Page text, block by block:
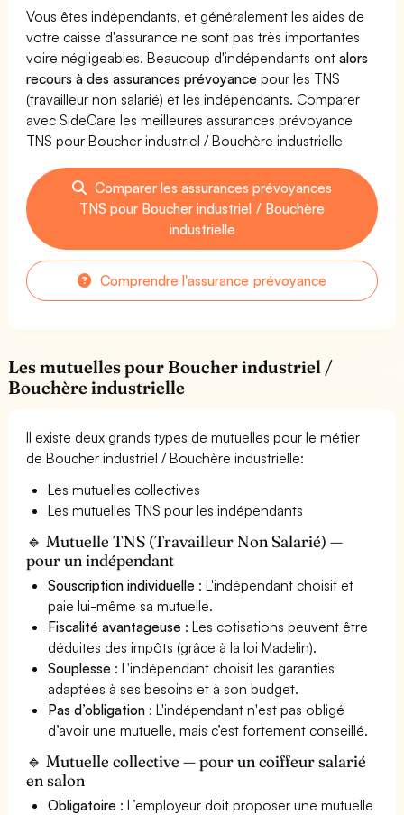
Vous êtes indépendants, et généralement les aides de
votre caisse d'assurance ne sont pas très importantes
voire négligeables. Beaucoup d'indépendants ontalors
recours à des assurances prévoyance pour les TNS
(travailleur non salarié) et les indépendants. Comparer
avec SideCare les meilleures assurances prévoyance
TNS pour Boucher industriel / Bouchère industrielle
Comparer les assurances prévoyances
TNS pour Boucher industriel / Bouchère
industrielle
Comprendre l'assurance prévoyance
Les mutuelles pour Boucher industriel /
Bouchère industrielle
Il existe deux grands types de mutuelles pour le métier
de Boucher industriel / Bouchère industrielle:
Les mutuelles collectives
Les mutuelles TNS pour les indépendants
🔹 Mutuelle TNS (Travailleur Non Salarié) —
pour un indépendant
Souscription individuelle : L'indépendant choisit et
paie lui-même sa mutuelle.
Fiscalité avantageuse : Les cotisations peuvent être
déduites des impôts (grâce à la loi Madelin).
Souplesse : L'indépendant choisit les garanties
adaptées à ses besoins et à son budget.
Pas d’obligation : L'indépendant n'est pas obligé
d’avoir une mutuelle, mais c’est fortement conseillé.
🔹 Mutuelle collective — pour un coiffeur salarié
en salon
Obligatoire : L’employeur doit proposer une mutuelle